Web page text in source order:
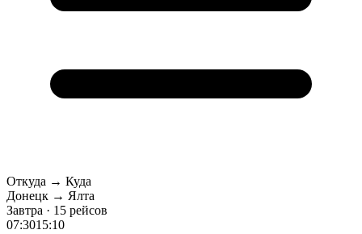
Откуда → Куда
Донецк → Ялта
Завтра · 15 рейсов
07:3015:10